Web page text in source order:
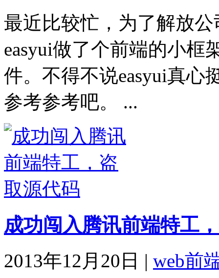
最近比较忙，为了解放
easyui做了个前端的小框
件。不得不说easyui真心
参考参考吧。 ...
成功闯入腾讯前端特工
2013年12月20日 | web前